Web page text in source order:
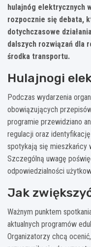
hulajnóg elektrycznych
rozpocznie się debata,
dotychczasowe
dalszych rozwiązań dla
środka transportu.
Hulajnogi
Podczas wydarzenia
obowiązujących
programie przewidziano
regulacji oraz
spotykają się mieszkańcy
Szczególną uwagę
odpowiedzialności
Jak
Ważnym punktem
aktualnych programów
Organizatorzy chcą